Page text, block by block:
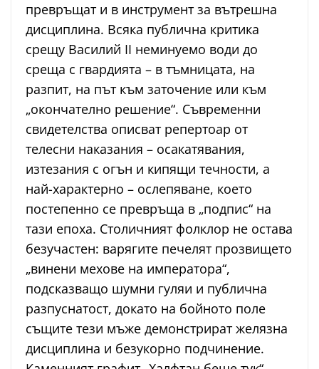
превръщат и в инструмент за вътрешна
дисциплина. Всяка публична критика
срещу Василий II неминуемо води до
среща с гвардията – в тъмницата, на
разпит, на път към заточение или към
„окончателно решение“. Съвременни
свидетелства описват репертоар от
телесни наказания – осакатявания,
изтезания с огън и кипящи течности, а
най-характерно – ослепяване, което
постепенно се превръща в „подпис“ на
тази епоха. Столичният фолклор не остава
безучастен: варягите печелят прозвището
„винени мехове на императора“,
подсказващо шумни гуляи и публична
разпуснатост, докато на бойното поле
същите тези мъже демонстрират желязна
дисциплина и безукорно подчинение.